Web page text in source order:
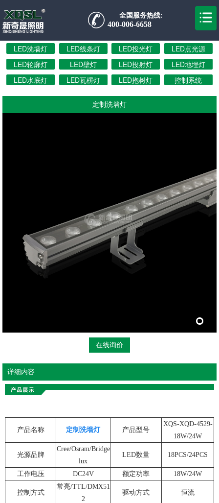
全国服务热线:
400-006-6658
LED洗墙灯 LED线条灯 LED投光灯
LED点光源
LED轮廓灯
LED壁灯 LED投射灯
LED地埋灯
LED水底灯
LED瓦楞灯 LED抱树灯 控制系统
定制洗墙灯
在线询价
详细内容
产品名称 定制洗墙灯 产品型号
XQS-XQD-4529-
18W/24W
光源品牌
Cree/Osram/Bridge
lux
LED数量 18PCS/24PCS
工作电压 DC24V 额定功率 18W/24W
控制方式
常亮/TTL/DMX51
2
驱动方式 恒流